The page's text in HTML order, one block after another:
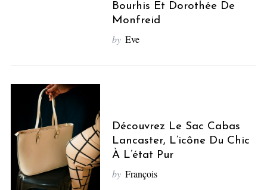
Bourhis Et Dorothée De
Monfreid
by Eve
Découvrez Le Sac Cabas
Lancaster, L’icône Du Chic
À L’état Pur
by François